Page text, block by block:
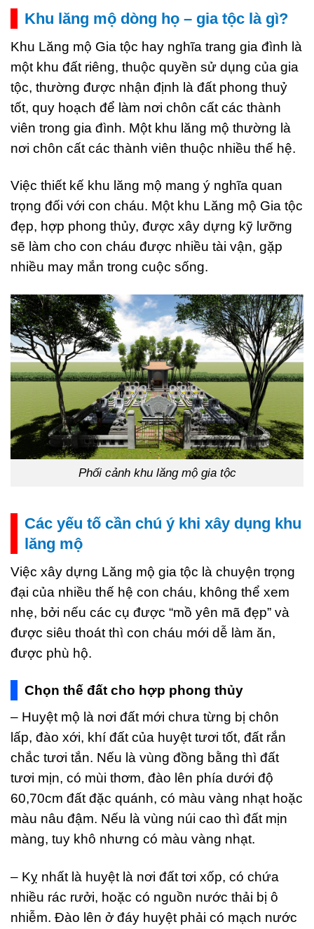
Khu lăng mộ dòng họ – gia tộc là gì?
Khu Lăng mộ Gia tộc hay nghĩa trang gia đình là
một khu đất riêng, thuộc quyền sử dụng của gia
tộc, thường được nhận định là đất phong thuỷ
tốt, quy hoạch để làm nơi chôn cất các thành
viên trong gia đình. Một khu lăng mộ thường là
nơi chôn cất các thành viên thuộc nhiều thế hệ.
Việc thiết kế khu lăng mộ mang ý nghĩa quan
trọng đối với con cháu. Một khu Lăng mộ Gia tộc
đẹp, hợp phong thủy, được xây dựng kỹ lưỡng
sẽ làm cho con cháu được nhiều tài vận, gặp
nhiều may mắn trong cuộc sống.
Phối cảnh khu lăng mộ gia tộc
Các yếu tố cần chú ý khi xây dụng khu
lăng mộ
Việc xây dựng Lăng mộ gia tộc là chuyện trọng
đại của nhiều thế hệ con cháu, không thể xem
nhẹ, bởi nếu các cụ được “mồ yên mã đẹp” và
được siêu thoát thì con cháu mới dễ làm ăn,
được phù hộ.
Chọn thế đất cho hợp phong thủy
– Huyệt mộ là nơi đất mới chưa từng bị chôn
lấp, đào xới, khí đất của huyệt tươi tốt, đất rắn
chắc tươi tắn. Nếu là vùng đồng bằng thì đất
tươi mịn, có mùi thơm, đào lên phía dưới độ
60,70cm đất đặc quánh, có màu vàng nhạt hoặc
màu nâu đậm. Nếu là vùng núi cao thì đất mịn
màng, tuy khô nhưng có màu vàng nhạt.
– Kỵ nhất là huyệt là nơi đất tơi xốp, có chứa
nhiều rác rưởi, hoặc có nguồn nước thải bị ô
nhiễm. Đào lên ở đáy huyệt phải có mạch nước